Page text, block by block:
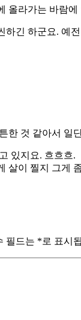
올라가는 바람
하긴 하군요. 예
한 것 같아서 일
있지요. 흐흐흐.
살이 찔지 그게
필드는 *로 표시